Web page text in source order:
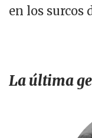
en los surcos
La última